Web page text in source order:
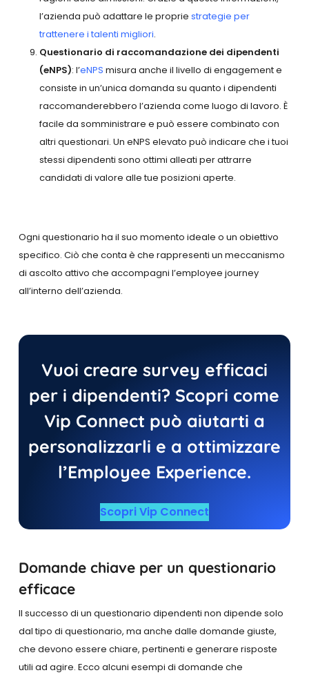
l’azienda può adattare le proprie strategie per
trattenere i talenti migliori.
Questionario di raccomandazione dei dipendenti
(eNPS): l’eNPS misura anche il livello di engagement e
consiste in un’unica domanda su quanto i dipendenti
raccomanderebbero l’azienda come luogo di lavoro. È
facile da somministrare e può essere combinato con
altri questionari. Un eNPS elevato può indicare che i tuoi
stessi dipendenti sono ottimi alleati per attrarre
candidati di valore alle tue posizioni aperte.
Ogni questionario ha il suo momento ideale o un obiettivo
specifico. Ciò che conta è che rappresenti un meccanismo
di ascolto attivo che accompagni l’employee journey
all’interno dell’azienda.
Vuoi creare survey efficaci
per i dipendenti? Scopri come
Vip Connect può aiutarti a
personalizzarli e a ottimizzare
l’Employee Experience.
Scopri Vip Connect
Domande chiave per un questionario
efficace
Il successo di un questionario dipendenti non dipende solo
dal tipo di questionario, ma anche dalle domande giuste,
che devono essere chiare, pertinenti e generare risposte
utili ad agire. Ecco alcuni esempi di domande che